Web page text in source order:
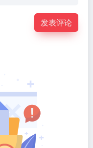
发表评论